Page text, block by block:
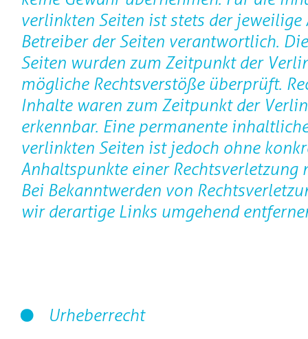
verlinkten Seiten ist stets der jeweilige
Betreiber der Seiten verantwortlich.
Seiten wurden zum Zeitpunkt der
mögliche Rechtsverstöße überprüft.
Inhalte waren zum Zeitpunkt der
erkennbar. Eine permanente
verlinkten Seiten ist jedoch ohne
Anhaltspunkte einer Rechtsverletzung
Bei Bekanntwerden von
wir derartige Links umgehend
Urheberrecht